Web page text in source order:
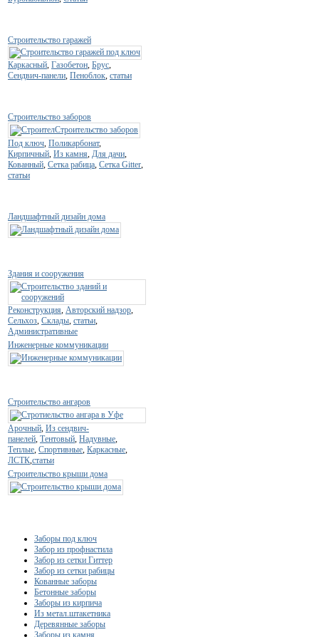
Строительство гаражей
Каркасный, Газобетон, Брус,
Сендвич-панели, Пеноблок, статьи
Строительство заборов
Под ключ, Поликарбонат,
Кирпичный, Из камня, Для дачи,
Кованный, Сетка рабица, Сетка Gitter,
статьи
Ландшафтный дизайн дома
Здания и сооружения
Реконструкция, Авторский надзор,
Сельхоз, Склады, статьи,
Административные
Инженерные коммуникации
Строительство ангаров
Арочный, Из сендвич-
панелей, Тентовый, Надувные,
Теплые, Спортивные, Каркасные,
ЛСТК,статьи
Строительство крыши дома
Заборы под ключ
Забор из профнастила
Забор из сетки Гиттер
Забор из сетки рабицы
Кованные заборы
Бетонные заборы
Заборы из кирпича
Из метал.штакетника
Деревянные заборы